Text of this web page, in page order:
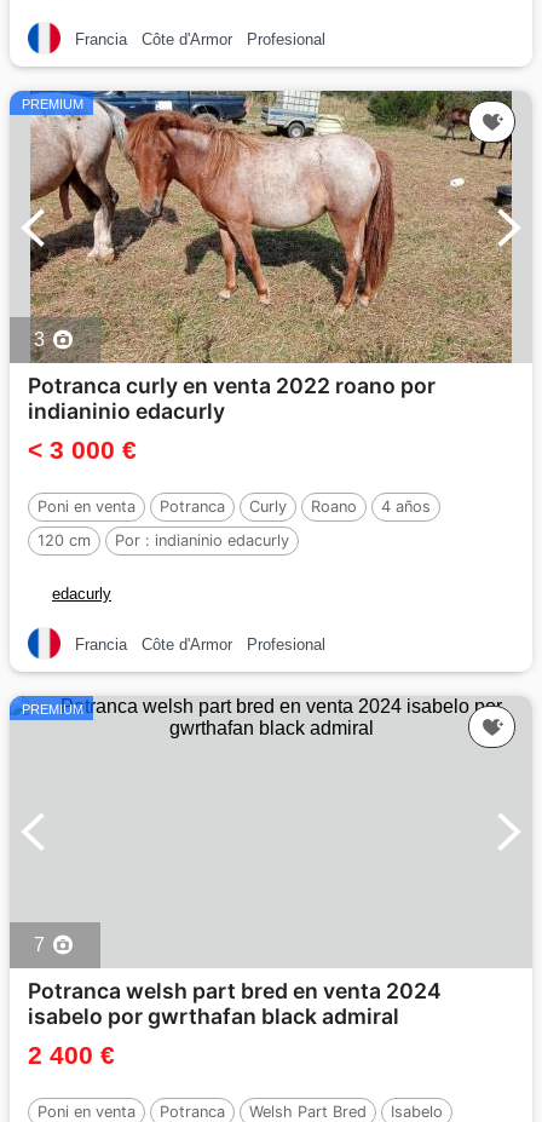
Francia Côte d'Armor Profesional
PREMIUM
3
Potranca curly en venta 2022 roano por
indianinio edacurly
< 3 000 €
Poni en venta Potranca Curly Roano
4 años
120 cm
Por : indianinio edacurly
edacurly
Francia Côte d'Armor Profesional
PREMIUM
7
Potranca welsh part bred en venta 2024
isabelo por gwrthafan black admiral
2 400 €
Poni en venta Potranca Welsh Part Bred
Isabelo